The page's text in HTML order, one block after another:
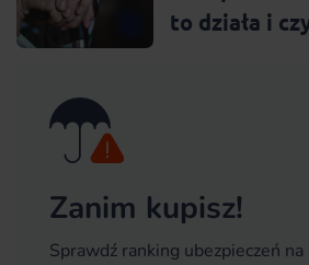
to działa i
Zanim kupisz!
Sprawdź ranking ubezpieczeń na